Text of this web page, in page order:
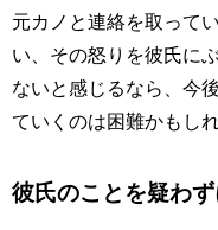
元カノと連絡を取って
い、その怒りを彼氏に
ないと感じるなら、今
ていくのは困難かもしれ
彼氏のことを疑わ